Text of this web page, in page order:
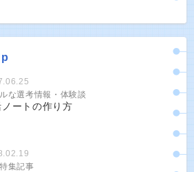
な選考情報・体験談
ノートの作り方
集記事